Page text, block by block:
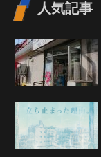
人気記事